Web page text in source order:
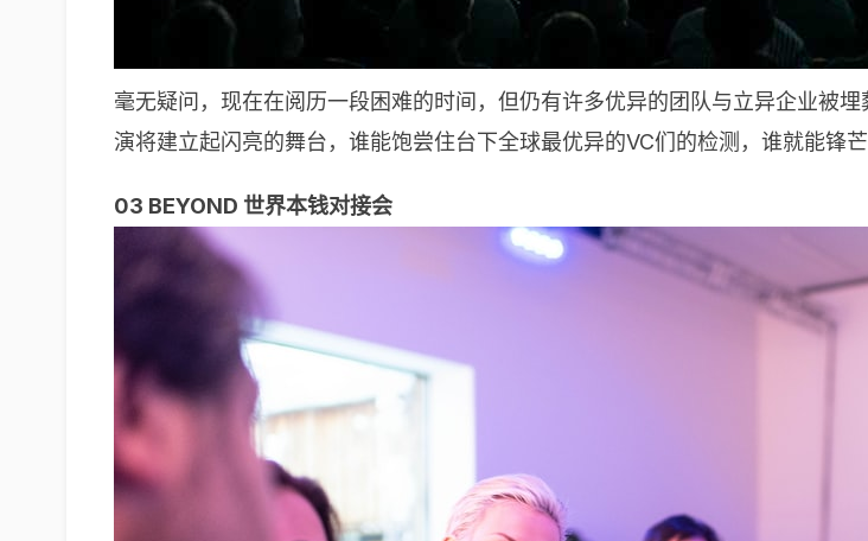
毫无疑问，现在在阅历一段困难的时间，但仍有许多优异的团队与立异企业被
演将建立起闪亮的舞台，谁能饱尝住台下全球最优异的VC们的检测，谁就能锋芒
03 BEYOND 世界本钱对接会